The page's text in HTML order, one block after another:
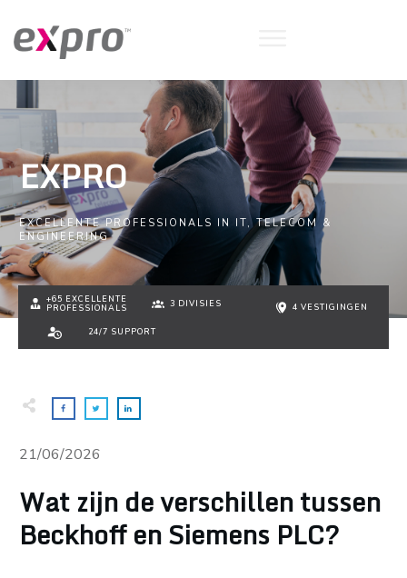
EXPRO
EXCELLENTE PROFESSIONALS IN IT, TELECOM &
ENGINEERING
+65 EXCELLENTE
PROFESSIONALS
3 DIVISIES 4 VESTIGINGEN
24/7 SUPPORT
21/06/2026
Wat zijn de verschillen tussen
Beckhoff en Siemens PLC?